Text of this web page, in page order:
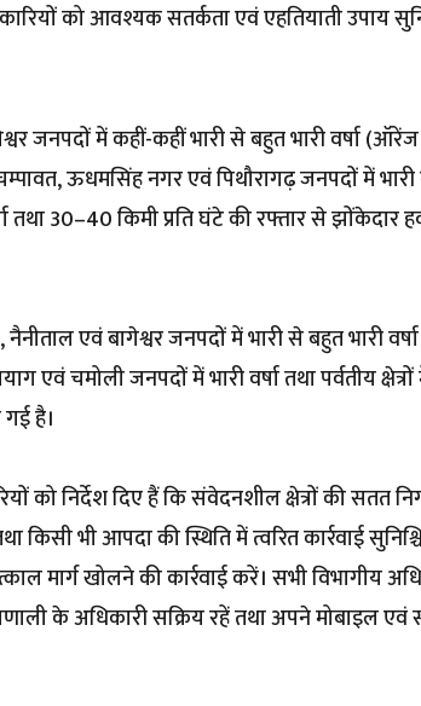
को आवश्यक सतर्कता एवं एहतियाती उपाय
जनपदों में कहीं-कहीं भारी से बहुत भारी वर्षा
ऊधमसिंह नगर एवं पिथौरागढ़ जनपदों में भारी
तथा 30–40 किमी प्रति घंटे की रफ्तार से झोंकेदार
एवं बागेश्वर जनपदों में भारी से बहुत भारी
एवं चमोली जनपदों में भारी वर्षा तथा पर्वतीय
है।
को निर्देश दिए हैं कि संवेदनशील क्षेत्रों की सतत
भी आपदा की स्थिति में त्वरित कार्रवाई
मार्ग खोलने की कार्रवाई करें। सभी विभागीय
के अधिकारी सक्रिय रहें तथा अपने मोबाइल एवं